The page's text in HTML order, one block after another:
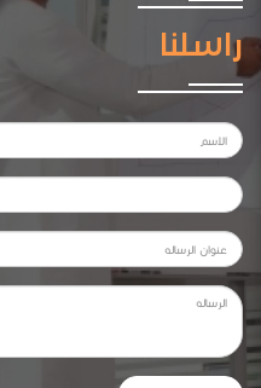
راسلنا